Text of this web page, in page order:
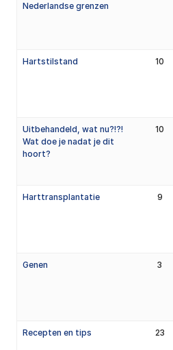
Nederlandse grenzen
Hartstilstand 10
Uitbehandeld, wat nu?!?!
Wat doe je nadat je dit
hoort?
10
Harttransplantatie 9
Genen 3
Recepten en tips 23